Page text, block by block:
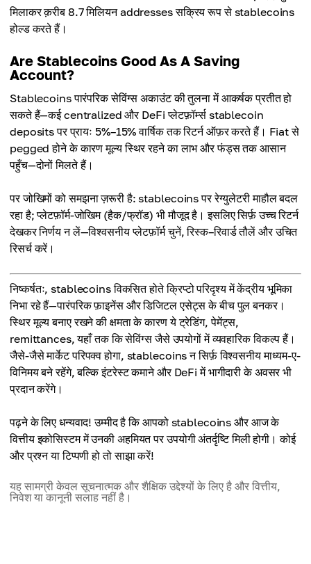
मिलाकर क़रीब 8.7 मिलियन addresses सक्रिय रूप से stablecoins
होल्ड करते हैं।
Are Stablecoins Good As A Saving
Account?
Stablecoins पारंपरिक सेविंग्स अकाउंट की तुलना में आकर्षक प्रतीत हो
सकते हैं—कई centralized और DeFi प्लेटफ़ॉर्म्स stablecoin
deposits पर प्रायः 5%–15% वार्षिक तक रिटर्न ऑफ़र करते हैं। Fiat से
pegged होने के कारण मूल्य स्थिर रहने का लाभ और फंड्स तक आसान
पहुँच—दोनों मिलते हैं।
पर जोखिमों को समझना ज़रूरी है: stablecoins पर रेग्युलेटरी माहौल बदल
रहा है; प्लेटफ़ॉर्म-जोखिम (हैक/फ्रॉड) भी मौजूद है। इसलिए सिर्फ़ उच्च रिटर्न
देखकर निर्णय न लें—विश्वसनीय प्लेटफ़ॉर्म चुनें, रिस्क–रिवार्ड तौलें और उचित
रिसर्च करें।
निष्कर्षतः, stablecoins विकसित होते क्रिप्टो परिदृश्य में केंद्रीय भूमिका
निभा रहे हैं—पारंपरिक फ़ाइनेंस और डिजिटल एसेट्स के बीच पुल बनकर।
स्थिर मूल्य बनाए रखने की क्षमता के कारण ये ट्रेडिंग, पेमेंट्स,
remittances, यहाँ तक कि सेविंग्स जैसे उपयोगों में व्यवहारिक विकल्प हैं।
जैसे-जैसे मार्केट परिपक्व होगा, stablecoins न सिर्फ़ विश्वसनीय माध्यम-ए-
विनिमय बने रहेंगे, बल्कि इंटरेस्ट कमाने और DeFi में भागीदारी के अवसर भी
प्रदान करेंगे।
पढ़ने के लिए धन्यवाद! उम्मीद है कि आपको stablecoins और आज के
वित्तीय इकोसिस्टम में उनकी अहमियत पर उपयोगी अंतर्दृष्टि मिली होगी। कोई
और प्रश्न या टिप्पणी हो तो साझा करें!
यह सामग्री केवल सूचनात्मक और शैक्षिक उद्देश्यों के लिए है और वित्तीय,
निवेश या कानूनी सलाह नहीं है।